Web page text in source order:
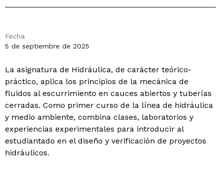
Fecha
5 de septiembre de 2025
La asignatura de Hidráulica, de carácter teórico-
práctico, aplica los principios de la mecánica de
fluidos al escurrimiento en cauces abiertos y tuberías
cerradas. Como primer curso de la línea de hidráulica
y medio ambiente, combina clases, laboratorios y
experiencias experimentales para introducir al
estudiantado en el diseño y verificación de proyectos
hidráulicos.